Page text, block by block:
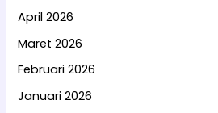
April 2026
Maret 2026
Februari 2026
Januari 2026